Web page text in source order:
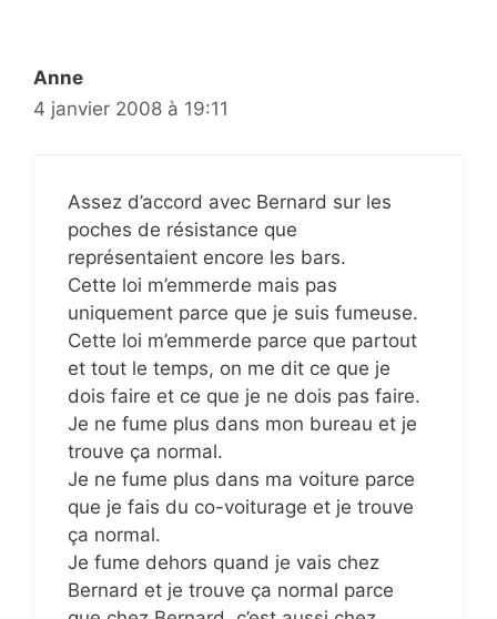
Anne
4 janvier 2008 à 19:11
Assez d’accord avec Bernard sur les
poches de résistance que
représentaient encore les bars.
Cette loi m’emmerde mais pas
uniquement parce que je suis fumeuse.
Cette loi m’emmerde parce que partout
et tout le temps, on me dit ce que je
dois faire et ce que je ne dois pas faire.
Je ne fume plus dans mon bureau et je
trouve ça normal.
Je ne fume plus dans ma voiture parce
que je fais du co-voiturage et je trouve
ça normal.
Je fume dehors quand je vais chez
Bernard et je trouve ça normal parce